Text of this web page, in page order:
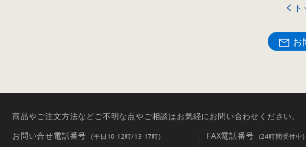
お
商品やご注文方法などご不明な点やご相談はお気軽にお問い合わせください。
お問い合せ電話番号
(平日10-12時/13-17時) FAX電話番号 (24時間受付中)